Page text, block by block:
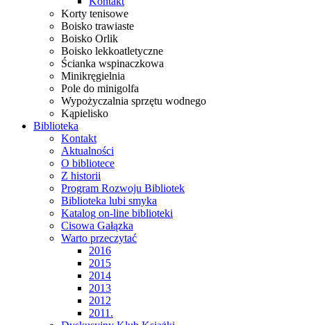
Korty tenisowe
Boisko trawiaste
Boisko Orlik
Boisko lekkoatletyczne
Ścianka wspinaczkowa
Minikręgielnia
Pole do minigolfa
Wypożyczalnia sprzętu wodnego
Kąpielisko
Biblioteka
Kontakt
Aktualności
O bibliotece
Z historii
Program Rozwoju Bibliotek
Biblioteka lubi smyka
Katalog on-line biblioteki
Cisowa Gałązka
Warto przeczytać
2016
2015
2014
2013
2012
2011.